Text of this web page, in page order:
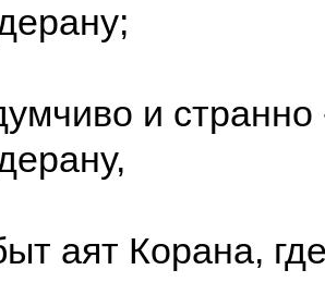
и странно
аят Корана,